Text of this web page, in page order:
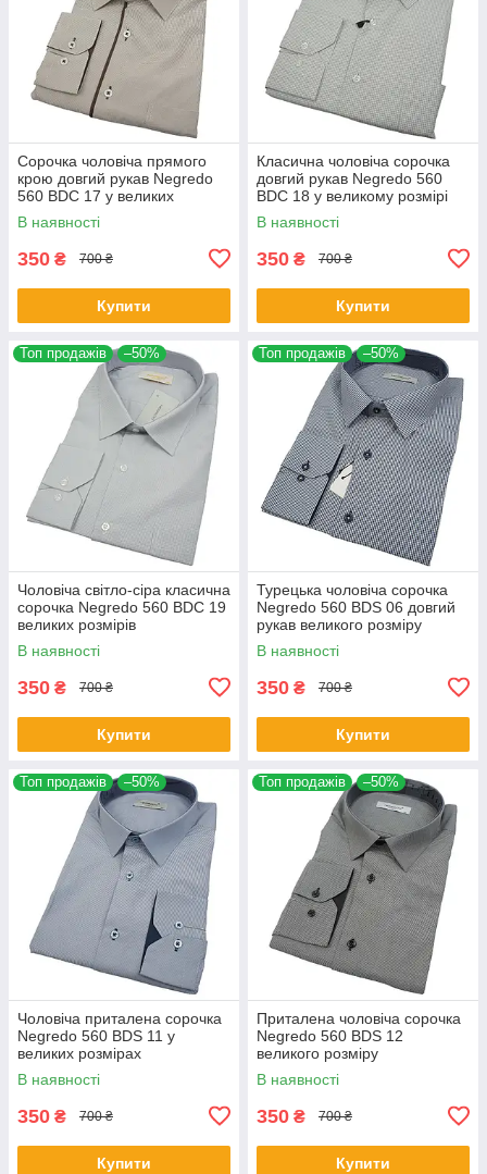
Сорочка чоловіча прямого
крою довгий рукав Negredo
560 BDC 17 у великих
розмірах
В наявності
350 ₴ 700 ₴
Купити
Класична чоловіча сорочка
довгий рукав Negredo 560
BDC 18 у великому розмірі
В наявності
350 ₴ 700 ₴
Купити
Топ продажів –50%
Чоловіча світло-сіра класична
сорочка Negredo 560 BDC 19
великих розмірів
В наявності
350 ₴ 700 ₴
Купити
Топ продажів –50%
Турецька чоловіча сорочка
Negredo 560 BDS 06 довгий
рукав великого розміру
В наявності
350 ₴ 700 ₴
Купити
Топ продажів –50%
Чоловіча приталена сорочка
Negredo 560 BDS 11 у
великих розмірах
В наявності
350 ₴ 700 ₴
Купити
Топ продажів –50%
Приталена чоловіча сорочка
Negredo 560 BDS 12
великого розміру
В наявності
350 ₴ 700 ₴
Купити